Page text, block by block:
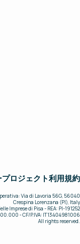
プロジェクト利用規約
Via di Lavoria 56G, 56040
Crespina Lorenzana (PI), Italy
Imprese di Pisa - REA: PI-191252
- CF/P.IVA: IT13404981006
All rights reserved.